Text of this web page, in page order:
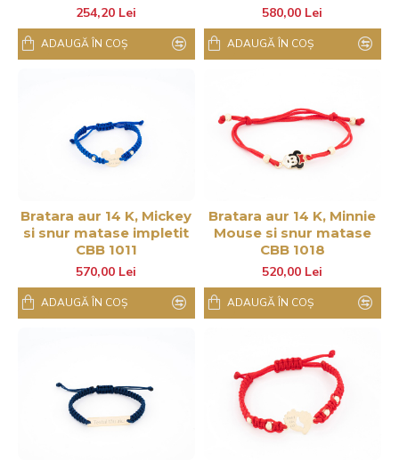
254,20 Lei
ADAUGĂ ÎN COŞ
580,00 Lei
ADAUGĂ ÎN COŞ
Bratara aur 14 K, Mickey
si snur matase impletit
CBB 1011
570,00 Lei
ADAUGĂ ÎN COŞ
Bratara aur 14 K, Minnie
Mouse si snur matase
CBB 1018
520,00 Lei
ADAUGĂ ÎN COŞ